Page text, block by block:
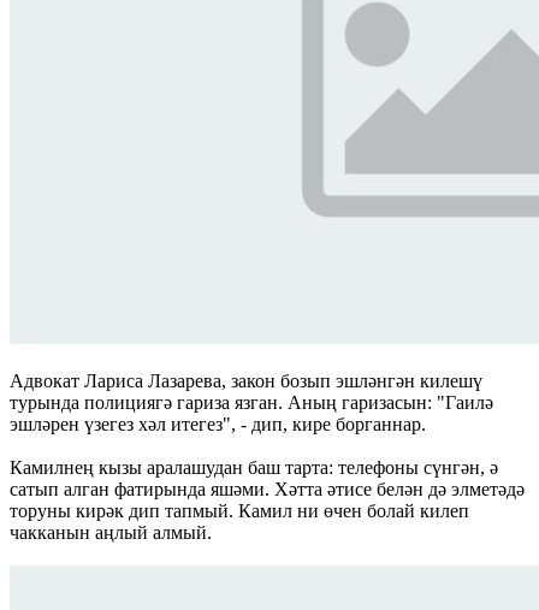
Адвокат Лариса Лазарева, закон бозып эшләнгән килешү
турында полициягә гариза язган. Аның гаризасын: "Гаилә
эшләрен үзегез хәл итегез", - дип, кире борганнар.
Камилнең кызы аралашудан баш тарта: телефоны сүнгән, ә
сатып алган фатирында яшәми. Хәтта әтисе белән дә элметәдә
торуны кирәк дип тапмый. Камил ни өчен болай килеп
чакканын аңлый алмый.